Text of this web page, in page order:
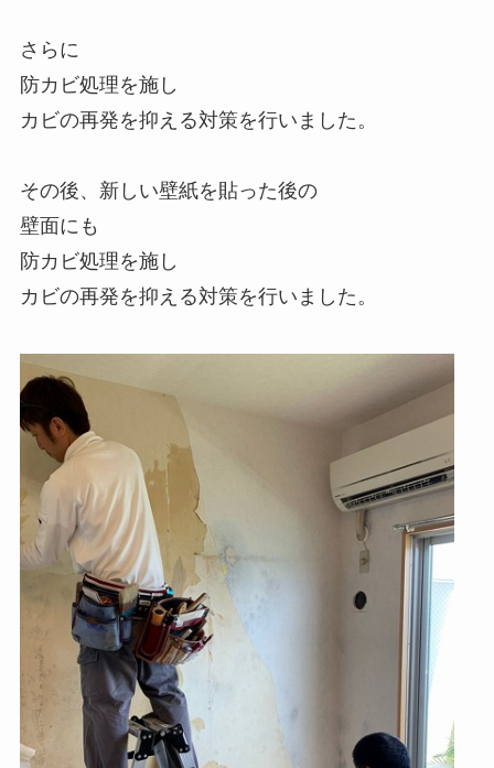
さらに
防カビ処理を施し
カビの再発を抑える対策を行いました。
その後、新しい壁紙を貼った後の
壁面にも
防カビ処理を施し
カビの再発を抑える対策を行いました。